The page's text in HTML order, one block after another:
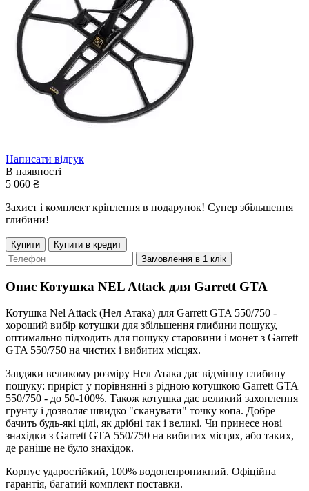
Написати відгук
В наявності
5 060 ₴
Захист і комплект кріплення в подарунок! Супер збільшення
глибини!
Купити
Купити в кредит
Замовлення в 1 клік
Опис Котушка NEL Attack для Garrett GTA
Котушка Nel Attack (Нел Атака) для Garrett GTA 550/750 -
хороший вибір котушки для збільшення глибини пошуку,
оптимально підходить для пошуку старовини і монет з Garrett
GTA 550/750 на чистих і вибитих місцях.
Завдяки великому розміру Нел Атака дає відмінну глибину
пошуку: приріст у порівнянні з рідною котушкою Garrett GTA
550/750 - до 50-100%. Також котушка дає великий захоплення
грунту і дозволяє швидко "сканувати" точку копа. Добре
бачить будь-які цілі, як дрібні так і великі. Чи принесе нові
знахідки з Garrett GTA 550/750 на вибитих місцях, або таких,
де раніше не було знахідок.
Корпус ударостійкий, 100% водонепроникний. Офіційна
гарантія, багатий комплект поставки.